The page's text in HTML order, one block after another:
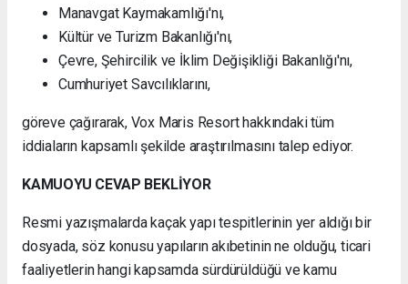
Manavgat Kaymakamlığı'nı,
Kültür ve Turizm Bakanlığı'nı,
Çevre, Şehircilik ve İklim Değişikliği Bakanlığı'nı,
Cumhuriyet Savcılıklarını,
göreve çağırarak, Vox Maris Resort hakkındaki tüm
iddiaların kapsamlı şekilde araştırılmasını talep ediyor.
KAMUOYU CEVAP BEKLİYOR
Resmi yazışmalarda kaçak yapı tespitlerinin yer aldığı bir
dosyada, söz konusu yapıların akıbetinin ne olduğu, ticari
faaliyetlerin hangi kapsamda sürdürüldüğü ve kamu